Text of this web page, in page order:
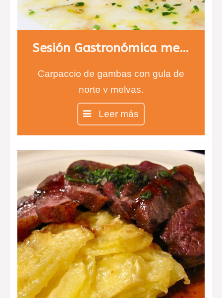
Sesión Gastronómica menú 1
Carpaccio de gambas con gula de
norte y melvas.
Entrecot con salsa de queso
infusionada con tomillo y risotto de
ceps.
Chesse cake en copa
Leer más